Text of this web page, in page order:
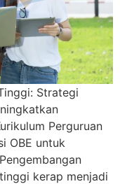
Strategi
Perguruan
OBE untuk
kerap menjadi